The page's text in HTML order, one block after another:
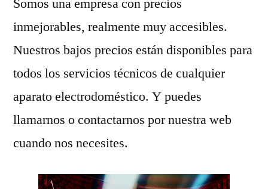
Somos una empresa con precios
inmejorables, realmente muy accesibles.
Nuestros bajos precios están disponibles para
todos los servicios técnicos de cualquier
aparato electrodoméstico. Y puedes
llamarnos o contactarnos por nuestra web
cuando nos necesites.